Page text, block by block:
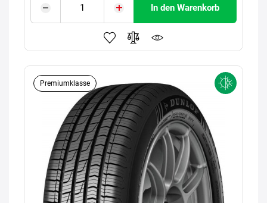
In den Warenkorb
Premiumklasse